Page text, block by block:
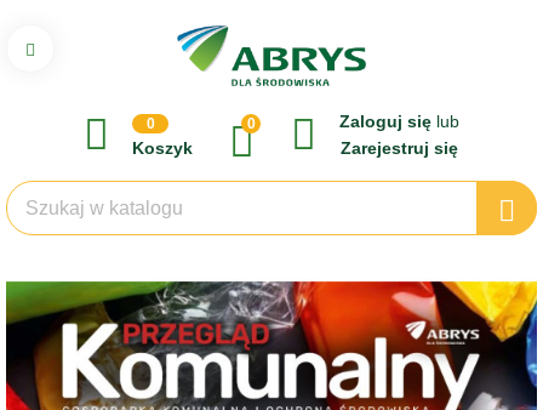
0
Koszyk
0 Zaloguj się lub
Zarejestruj się